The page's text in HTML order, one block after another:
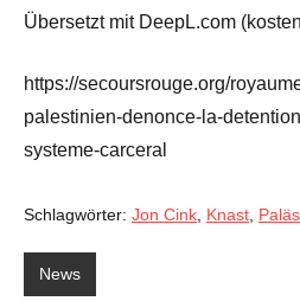
Übersetzt mit DeepL.com
https://secoursrouge.org/
palestinien-denonce-la-
systeme-carceral
Schlagwörter: Jon Cink Knast
News